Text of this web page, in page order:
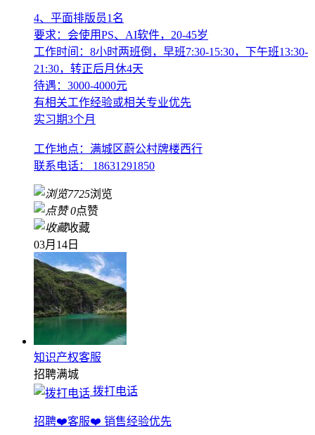
4、平面排版员1名
要求：会使用PS、AI软件，20-45岁
工作时间：8小时两班倒，早班7:30-15:30，下午班13:30-
21:30，转正后月休4天
待遇：3000-4000元
有相关工作经验或相关专业优先
实习期3个月
工作地点：满城区蔚公村牌楼西行
联系电话： 18631291850
7725浏览
0点赞
收藏
03月14日
知识产权客服
招聘满城
拨打电话
招聘❤️客服❤️ 销售经验优先